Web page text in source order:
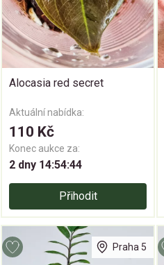
Alocasia red secret
Aktuální nabídka:
110 Kč
Konec aukce za:
2 dny 14:54:43
Přihodit
Praha 5